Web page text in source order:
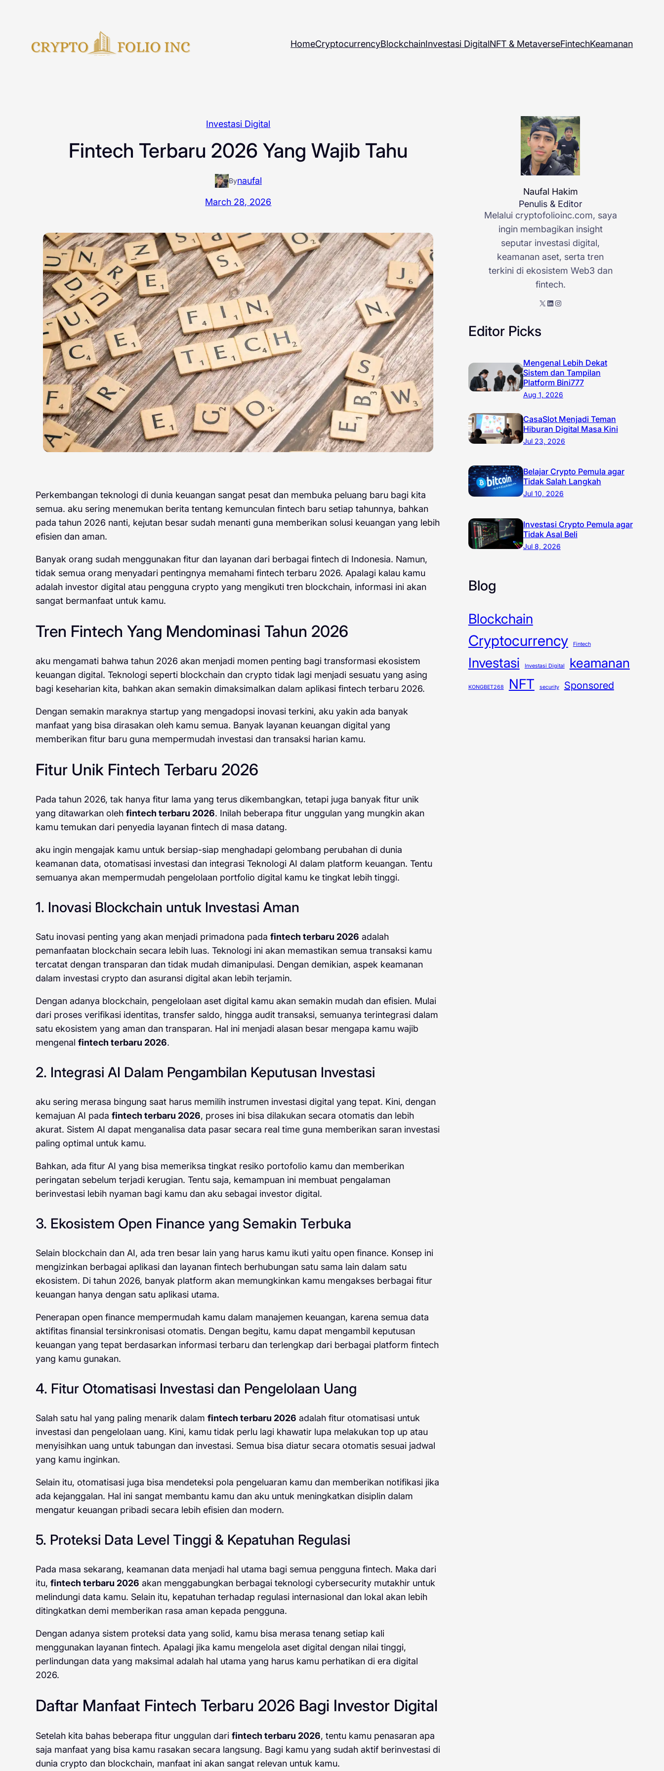
HomeCryptocurrencyBlockchainInvestasi DigitalNFT & MetaverseFintechKeamanan
Investasi Digital
Fintech Terbaru 2026 Yang Wajib Tahu
Bynaufal
March 28, 2026
Perkembangan teknologi di dunia keuangan sangat pesat dan membuka peluang baru bagi kita
semua. aku sering menemukan berita tentang kemunculan fintech baru setiap tahunnya, bahkan
pada tahun 2026 nanti, kejutan besar sudah menanti guna memberikan solusi keuangan yang lebih
efisien dan aman.
Banyak orang sudah menggunakan fitur dan layanan dari berbagai fintech di Indonesia. Namun,
tidak semua orang menyadari pentingnya memahami fintech terbaru 2026. Apalagi kalau kamu
adalah investor digital atau pengguna crypto yang mengikuti tren blockchain, informasi ini akan
sangat bermanfaat untuk kamu.
Tren Fintech Yang Mendominasi Tahun 2026
aku mengamati bahwa tahun 2026 akan menjadi momen penting bagi transformasi ekosistem
keuangan digital. Teknologi seperti blockchain dan crypto tidak lagi menjadi sesuatu yang asing
bagi keseharian kita, bahkan akan semakin dimaksimalkan dalam aplikasi fintech terbaru 2026.
Dengan semakin maraknya startup yang mengadopsi inovasi terkini, aku yakin ada banyak
manfaat yang bisa dirasakan oleh kamu semua. Banyak layanan keuangan digital yang
memberikan fitur baru guna mempermudah investasi dan transaksi harian kamu.
Fitur Unik Fintech Terbaru 2026
Pada tahun 2026, tak hanya fitur lama yang terus dikembangkan, tetapi juga banyak fitur unik
yang ditawarkan oleh fintech terbaru 2026. Inilah beberapa fitur unggulan yang mungkin akan
kamu temukan dari penyedia layanan fintech di masa datang.
aku ingin mengajak kamu untuk bersiap-siap menghadapi gelombang perubahan di dunia
keamanan data, otomatisasi investasi dan integrasi Teknologi AI dalam platform keuangan. Tentu
semuanya akan mempermudah pengelolaan portfolio digital kamu ke tingkat lebih tinggi.
1. Inovasi Blockchain untuk Investasi Aman
Satu inovasi penting yang akan menjadi primadona pada fintech terbaru 2026 adalah
pemanfaatan blockchain secara lebih luas. Teknologi ini akan memastikan semua transaksi kamu
tercatat dengan transparan dan tidak mudah dimanipulasi. Dengan demikian, aspek keamanan
dalam investasi crypto dan asuransi digital akan lebih terjamin.
Dengan adanya blockchain, pengelolaan aset digital kamu akan semakin mudah dan efisien. Mulai
dari proses verifikasi identitas, transfer saldo, hingga audit transaksi, semuanya terintegrasi dalam
satu ekosistem yang aman dan transparan. Hal ini menjadi alasan besar mengapa kamu wajib
mengenal fintech terbaru 2026.
2. Integrasi AI Dalam Pengambilan Keputusan Investasi
aku sering merasa bingung saat harus memilih instrumen investasi digital yang tepat. Kini, dengan
kemajuan AI pada fintech terbaru 2026, proses ini bisa dilakukan secara otomatis dan lebih
akurat. Sistem AI dapat menganalisa data pasar secara real time guna memberikan saran investasi
paling optimal untuk kamu.
Bahkan, ada fitur AI yang bisa memeriksa tingkat resiko portofolio kamu dan memberikan
peringatan sebelum terjadi kerugian. Tentu saja, kemampuan ini membuat pengalaman
berinvestasi lebih nyaman bagi kamu dan aku sebagai investor digital.
3. Ekosistem Open Finance yang Semakin Terbuka
Selain blockchain dan AI, ada tren besar lain yang harus kamu ikuti yaitu open finance. Konsep ini
mengizinkan berbagai aplikasi dan layanan fintech berhubungan satu sama lain dalam satu
ekosistem. Di tahun 2026, banyak platform akan memungkinkan kamu mengakses berbagai fitur
keuangan hanya dengan satu aplikasi utama.
Penerapan open finance mempermudah kamu dalam manajemen keuangan, karena semua data
aktifitas finansial tersinkronisasi otomatis. Dengan begitu, kamu dapat mengambil keputusan
keuangan yang tepat berdasarkan informasi terbaru dan terlengkap dari berbagai platform fintech
yang kamu gunakan.
4. Fitur Otomatisasi Investasi dan Pengelolaan Uang
Salah satu hal yang paling menarik dalam fintech terbaru 2026 adalah fitur otomatisasi untuk
investasi dan pengelolaan uang. Kini, kamu tidak perlu lagi khawatir lupa melakukan top up atau
menyisihkan uang untuk tabungan dan investasi. Semua bisa diatur secara otomatis sesuai jadwal
yang kamu inginkan.
Selain itu, otomatisasi juga bisa mendeteksi pola pengeluaran kamu dan memberikan notifikasi jika
ada kejanggalan. Hal ini sangat membantu kamu dan aku untuk meningkatkan disiplin dalam
mengatur keuangan pribadi secara lebih efisien dan modern.
5. Proteksi Data Level Tinggi & Kepatuhan Regulasi
Pada masa sekarang, keamanan data menjadi hal utama bagi semua pengguna fintech. Maka dari
itu, fintech terbaru 2026 akan menggabungkan berbagai teknologi cybersecurity mutakhir untuk
melindungi data kamu. Selain itu, kepatuhan terhadap regulasi internasional dan lokal akan lebih
ditingkatkan demi memberikan rasa aman kepada pengguna.
Dengan adanya sistem proteksi data yang solid, kamu bisa merasa tenang setiap kali
menggunakan layanan fintech. Apalagi jika kamu mengelola aset digital dengan nilai tinggi,
perlindungan data yang maksimal adalah hal utama yang harus kamu perhatikan di era digital
2026.
Daftar Manfaat Fintech Terbaru 2026 Bagi Investor Digital
Setelah kita bahas beberapa fitur unggulan dari fintech terbaru 2026, tentu kamu penasaran apa
saja manfaat yang bisa kamu rasakan secara langsung. Bagi kamu yang sudah aktif berinvestasi di
dunia crypto dan blockchain, manfaat ini akan sangat relevan untuk kamu.
Naufal Hakim
Penulis & Editor
Melalui cryptofolioinc.com, saya
ingin membagikan insight
seputar investasi digital,
keamanan aset, serta tren
terkini di ekosistem Web3 dan
fintech.
X LinkedIn Instagram
Editor Picks
Mengenal Lebih Dekat
Sistem dan Tampilan
Platform Bini777
Aug 1, 2026
CasaSlot Menjadi Teman
Hiburan Digital Masa Kini
Jul 23, 2026
Belajar Crypto Pemula agar
Tidak Salah Langkah
Jul 10, 2026
Investasi Crypto Pemula agar
Tidak Asal Beli
Jul 8, 2026
Blog
Blockchain
Cryptocurrency Fintech
Investasi Investasi Digital keamanan
KONGBET268 NFT security Sponsored